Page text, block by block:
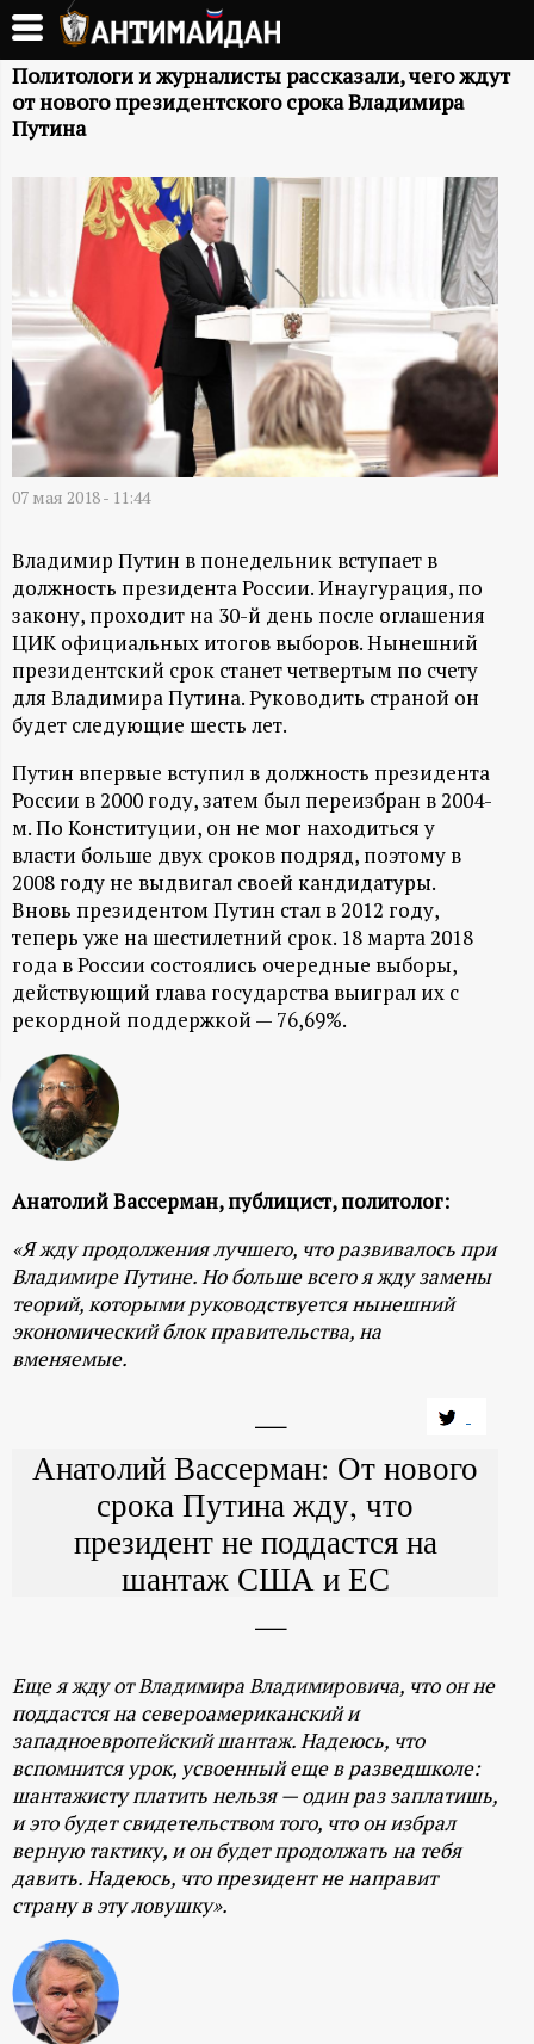
Перейти
основному
содержанию
А
Н
Т
М
А
Й
Д
Н
-
и
н
ф
о
р
м
ц
и
о
н
н
т
а
л
Политологи и журналисты рассказали, чего ждут
от нового президентского срока Владимира
Путина
07 мая 2018 - 11:44
Владимир Путин в понедельник вступает в
должность президента России. Инаугурация, по
закону, проходит на 30-й день после оглашения
ЦИК официальных итогов выборов. Нынешний
президентский срок станет четвертым по счету
для Владимира Путина. Руководить страной он
будет следующие шесть лет.
Путин впервые вступил в должность президента
России в 2000 году, затем был переизбран в 2004-
м. По Конституции, он не мог находиться у
власти больше двух сроков подряд, поэтому в
2008 году не выдвигал своей кандидатуры.
Вновь президентом Путин стал в 2012 году,
теперь уже на шестилетний срок. 18 марта 2018
года в России состоялись очередные выборы,
действующий глава государства выиграл их с
рекордной поддержкой — 76,69%.
Анатолий Вассерман, публицист, политолог:
«Я жду продолжения лучшего, что развивалось при
Владимире Путине. Но больше всего я жду замены
теорий, которыми руководствуется нынешний
экономический блок правительства, на
вменяемые.
Анатолий Вассерман: От нового
срока Путина жду, что
президент не поддастся на
шантаж США и ЕС
Еще я жду от Владимира Владимировича, что он не
поддастся на североамериканский и
западноевропейский шантаж. Надеюсь, что
вспомнится урок, усвоенный еще в разведшколе:
шантажисту платить нельзя — один раз заплатишь,
и это будет свидетельством того, что он избрал
верную тактику, и он будет продолжать на тебя
давить. Надеюсь, что президент не направит
страну в эту ловушку».